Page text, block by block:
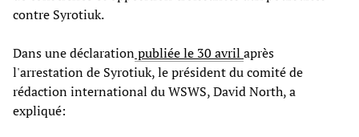
contre Syrotiuk.
Dans une déclarationpubliée le 30 avril après
l'arrestation de Syrotiuk, le président du comité de
rédaction international du WSWS, David North, a
expliqué: